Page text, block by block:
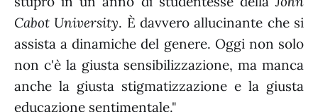
Cabot University. È davvero allucinante che si
assista a dinamiche del genere. Oggi non solo
non c'è la giusta sensibilizzazione, ma manca
anche la giusta stigmatizzazione e la giusta
educazione sentimentale."